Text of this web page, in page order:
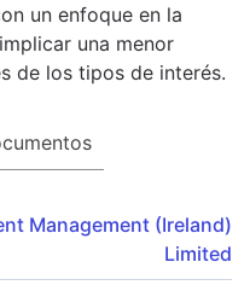
un enfoque en la
una menor
de los tipos de interés.
Management (Ireland)
Limited